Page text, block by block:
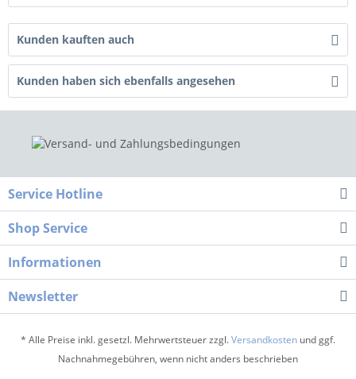
Kunden kauften auch
Kunden haben sich ebenfalls angesehen
Service Hotline
Shop Service
Informationen
Newsletter
* Alle Preise inkl. gesetzl. Mehrwertsteuer zzgl.Versandkosten und ggf.
Nachnahmegebühren, wenn nicht anders beschrieben